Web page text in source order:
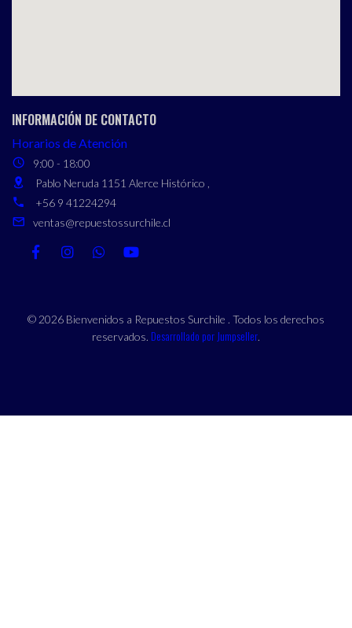
INFORMACIÓN DE CONTACTO
Horarios de Atención
9:00 - 18:00
Pablo Neruda 1151 Alerce Histórico ,
+56 9 41224294
ventas@repuestossurchile.cl
© 2026 Bienvenidos a Repuestos Surchile . Todos los derechos
reservados. Desarrollado por Jumpseller.